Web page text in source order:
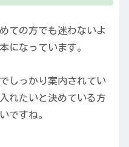
ての方でも迷わないよ
になっています。
しっかり案内されてい
れたいと決めている方
ですね。